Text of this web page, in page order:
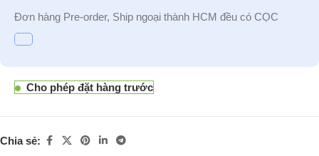
Đơn hàng Pre-order, Ship ngoại thành HCM đều có CỌC
Cho phép đặt hàng trước
Chia sẻ: